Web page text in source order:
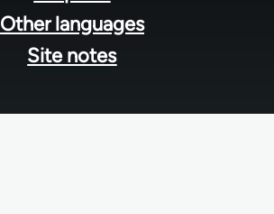
Other languages
Site notes